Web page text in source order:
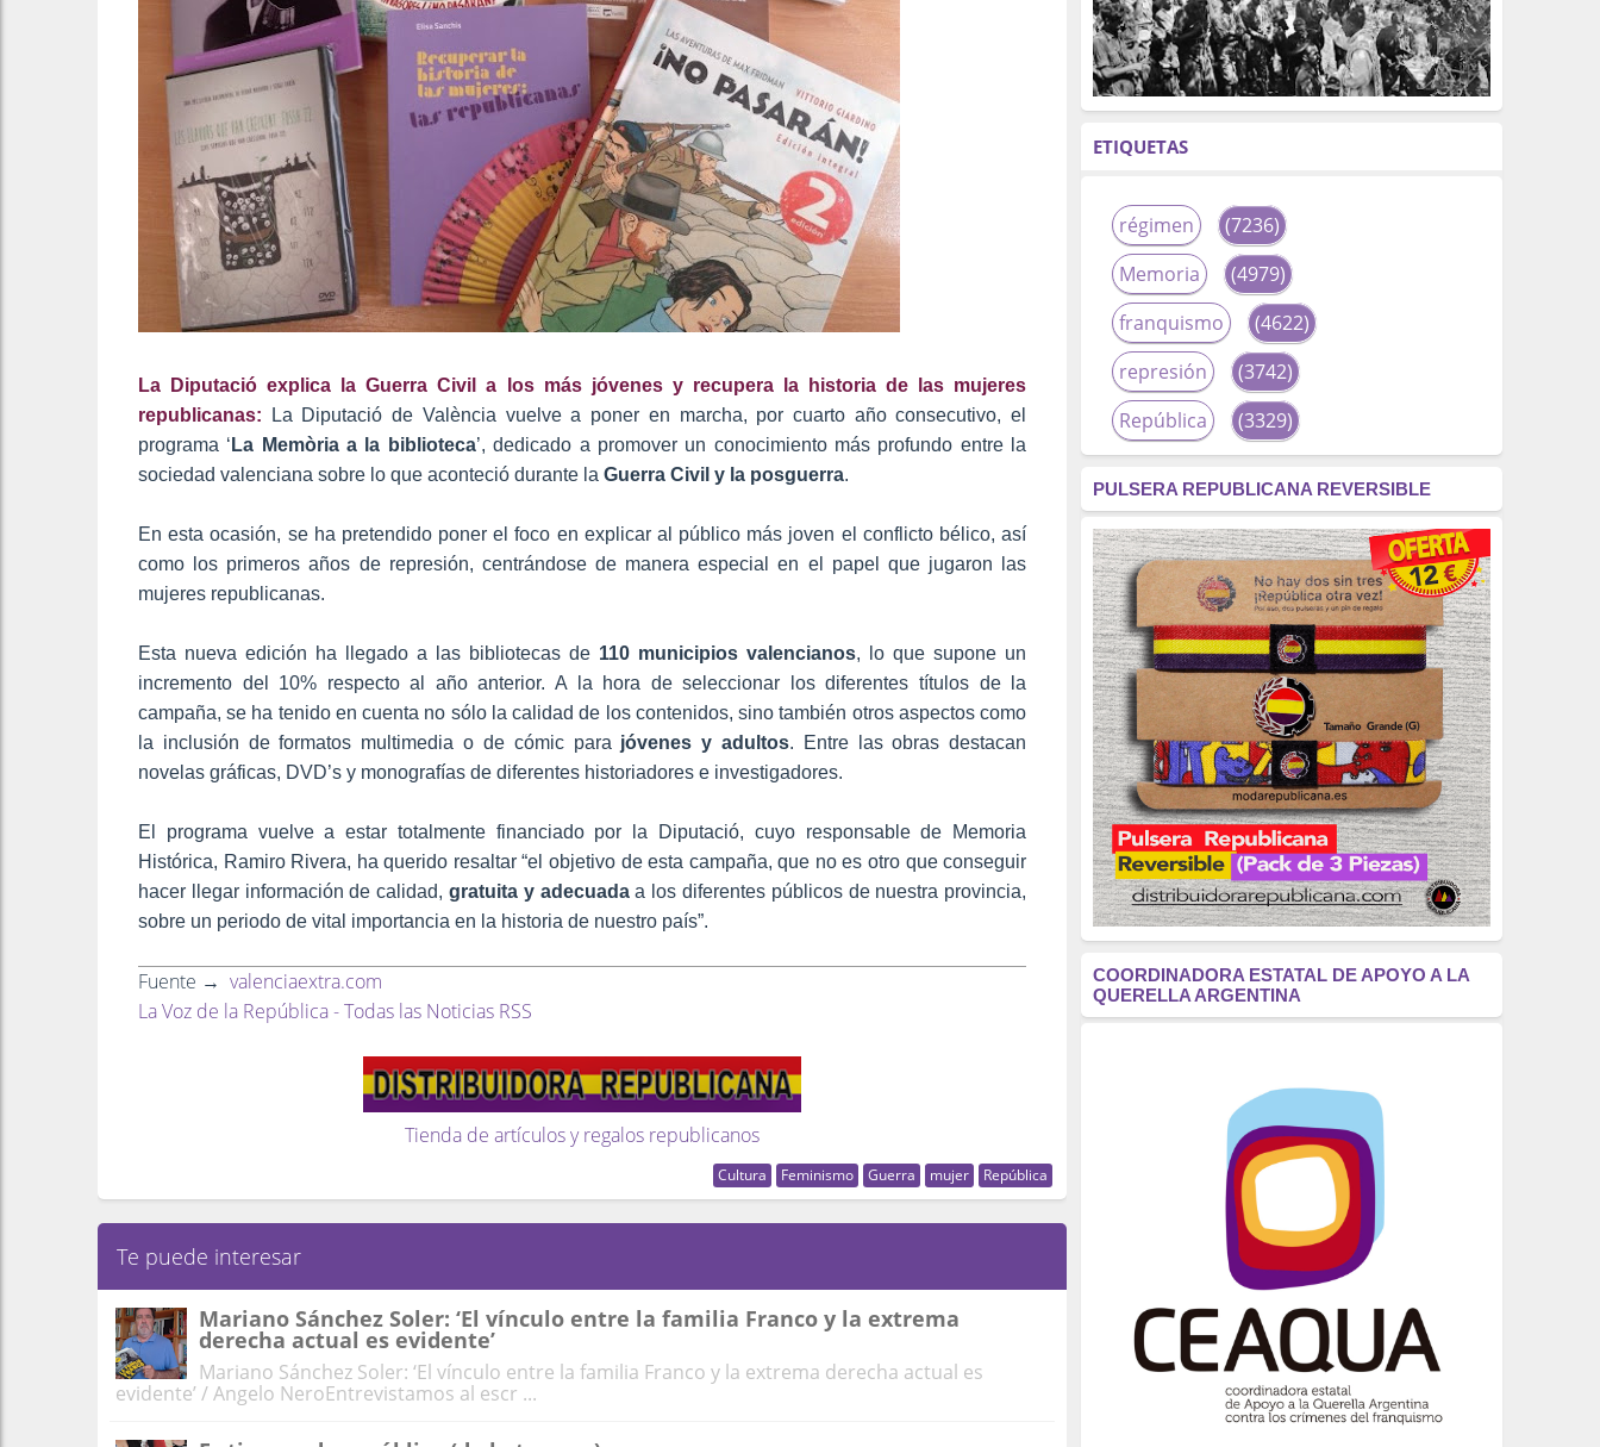
La Diputació explica la Guerra Civil a los más jóvenes y recupera la historia de las mujeres
republicanas:
La Diputació de València vuelve a poner en marcha, por cuarto año consecutivo, el
programa ‘ La Memòria a la biblioteca’, dedicado a promover un conocimiento más profundo entre la
sociedad valenciana sobre lo que aconteció durante la Guerra Civil y la posguerra.
En esta ocasión, se ha pretendido poner el foco en explicar al público más joven el conflicto bélico, así
como los primeros años de represión, centrándose de manera especial en el papel que jugaron las
mujeres republicanas.
Esta nueva edición ha llegado a las bibliotecas de 110 municipios valencianos, lo que supone un
incremento del 10% respecto al año anterior. A la hora de seleccionar los diferentes títulos de la
campaña, se ha tenido en cuenta no sólo la calidad de los contenidos, sino también otros aspectos como
la inclusión de formatos multimedia o de cómic para jóvenes y adultos. Entre las obras destacan
novelas gráficas, DVD’s y monografías de diferentes historiadores e investigadores.
El programa vuelve a estar totalmente financiado por la Diputació, cuyo responsable de Memoria
Histórica, Ramiro Rivera, ha querido resaltar “el objetivo de esta campaña, que no es otro que conseguir
hacer llegar información de calidad, gratuita y adecuadaa los diferentes públicos de nuestra provincia,
sobre un periodo de vital importancia en la historia de nuestro país”.
Fuente → valenciaextra.com
La Voz de la República - Todas las Noticias RSS
Tienda de artículos y regalos republicanos
Cultura Feminismo Guerra mujer República
Te puede interesar
Mariano Sánchez Soler: ‘El vínculo entre la familia Franco y la extrema
derecha actual es evidente’
Mariano Sánchez Soler: ‘El vínculo entre la familia Franco y la extrema derecha actual es
evidente’ / Angelo NeroEntrevistamos al escr ...
ETIQUETAS
régimen
(7236)
Memoria
(4979)
franquismo
(4622)
represión
(3742)
República
(3329)
fascismo
(2677)
tardofranquismo
(2320)
Actualidad
(2319)
monarquía
(2253)
borbones
(2176)
Cultura
(2163)
Guerra
(1674)
genocidio
(1234)
mujer
(1070)
Eventos
(914)
Crímenes del franquismo
(721)
(699)
(607)
neofranquismo
(567)
Justicia Universal
Derechos Humanos
(522)
Nacionalcatolicismo
(514)
PULSERA REPUBLICANA REVERSIBLE
COORDINADORA ESTATAL DE APOYO A LA
QUERELLA ARGENTINA